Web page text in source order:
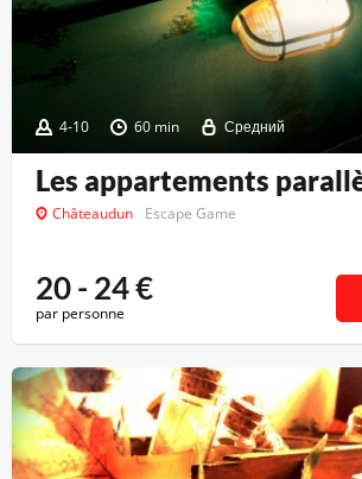
4-10 60 min Средний
Les appartements
Châteaudun Escape Game
20 - 24€
par personne